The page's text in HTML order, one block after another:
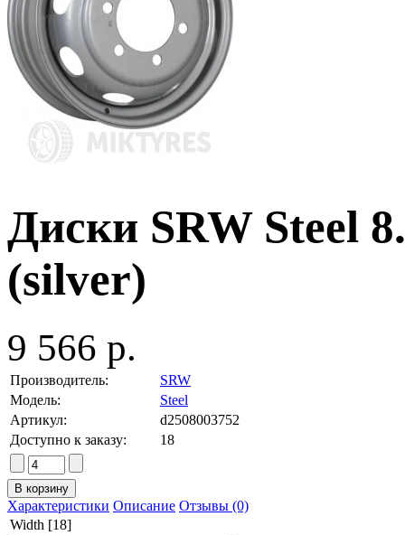
Диски SRW Steel
(silver)
9 566 р.
Производитель:
SRW
Модель:
Steel
Артикул:
d2508003752
Доступно к заказу:
18
Характеристики Описание Отзывы (0)
Width [18]